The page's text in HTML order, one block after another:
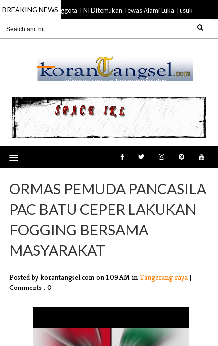
BREAKING NEWS
21 Jul 2026 Anggota TNI Ditemukan Tewas Alami Luka Tusuk di Gading
RANSEL
informasi seputar tangerang Selatan
ORMAS PEMUDA PANCASILA
PAC BATU CEPER LAKUKAN
FOGGING BERSAMA
MASYARAKAT
Posted by korantangsel.com on 1:09 AM in Tangerang raya |
Comments : 0